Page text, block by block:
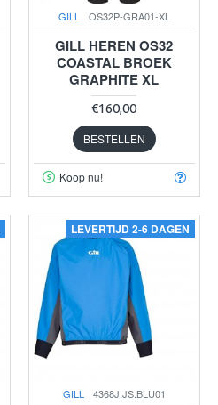
GILL OS32P-GRA01-XL
GILL HEREN OS32
COASTAL BROEK
GRAPHITE XL
€160,00
BESTELLEN
Koop nu!
LEVERTIJD 2-6 DAGEN
GILL 4368J.JS.BLU01